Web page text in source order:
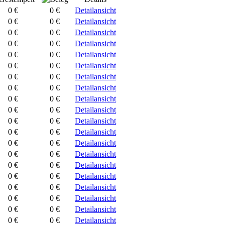
0 € 0 €
Detailansicht
0 € 0 €
Detailansicht
0 € 0 €
Detailansicht
0 € 0 €
Detailansicht
0 € 0 €
Detailansicht
0 € 0 €
Detailansicht
0 € 0 €
Detailansicht
0 € 0 €
Detailansicht
0 € 0 €
Detailansicht
0 € 0 €
Detailansicht
0 € 0 €
Detailansicht
0 € 0 €
Detailansicht
0 € 0 €
Detailansicht
0 € 0 €
Detailansicht
0 € 0 €
Detailansicht
0 € 0 €
Detailansicht
0 € 0 €
Detailansicht
0 € 0 €
Detailansicht
0 € 0 €
Detailansicht
0 € 0 € Detailansicht